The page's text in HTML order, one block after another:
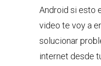
Android si esto
video te voy a
solucionar
internet desde